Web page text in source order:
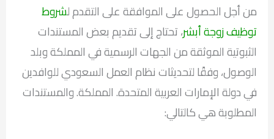
من أجل الحصول على الموافقة على التقدم لشروط
توظيف زوجة أبشر، تحتاج إلى تقديم بعض المستندات
الثبوتية الموثقة من الجهات الرسمية في المملكة وبلد
الوصول، وفقًا لتحديثات نظام العمل السعودي للوافدين
في دولة الإمارات العربية المتحدة. المملكة. والمستندات
المطلوبة هي كالتالي: